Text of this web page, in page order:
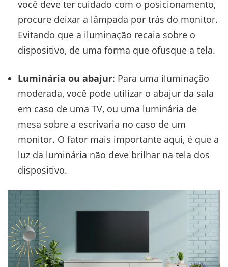
você deve ter cuidado com o posicionamento,
procure deixar a lâmpada por trás do monitor.
Evitando que a iluminação recaia sobre o
dispositivo, de uma forma que ofusque a tela.
Luminária ou abajur: Para uma iluminação
moderada, você pode utilizar o abajur da sala
em caso de uma TV, ou uma luminária de
mesa sobre a escrivaria no caso de um
monitor. O fator mais importante aqui, é que a
luz da luminária não deve brilhar na tela dos
dispositivo.